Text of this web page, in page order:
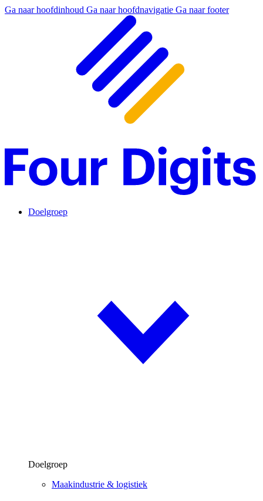
Ga naar hoofdinhoud Ga naar hoofdnavigatie Ga naar footer
Doelgroep
Doelgroep
Maakindustrie & logistiek